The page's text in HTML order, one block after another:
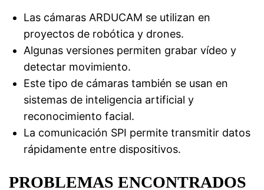
Las cámaras ARDUCAM se utilizan en
proyectos de robótica y drones.
Algunas versiones permiten grabar vídeo y
detectar movimiento.
Este tipo de cámaras también se usan en
sistemas de inteligencia artificial y
reconocimiento facial.
La comunicación SPI permite transmitir datos
rápidamente entre dispositivos.
PROBLEMAS ENCONTRADOS